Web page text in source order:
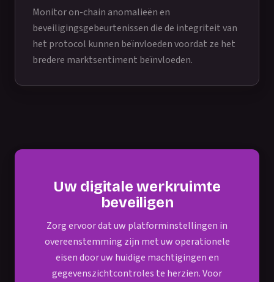
Monitor on-chain anomalieën en
beveiligingsgebeurtenissen die de integriteit van
het protocol kunnen beïnvloeden voordat ze het
bredere marktsentiment beïnvloeden.
Uw digitale werkruimte
beveiligen
Zorg ervoor dat uw platforminstellingen in
overeenstemming zijn met uw operationele
eisen door uw huidige machtigingen en
gegevenszichtcontroles te herzien. Voor